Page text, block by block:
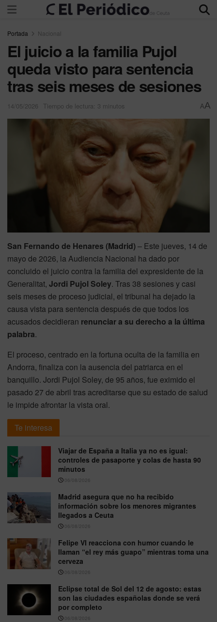
Portada Nacional
El juicio a la familia Pujol
queda visto para sentencia
tras seis meses de sesiones
14/05/2026 Tiempo de lectura: 3 minutos AA
San Fernando de Henares (Madrid)– Este jueves, 14 de
mayo de 2026, la Audiencia Nacional ha dado por
concluido el juicio contra la familia del expresidente de la
Generalitat, Jordi Pujol Soley. Tras 38 sesiones y casi
seis meses de proceso judicial, el tribunal ha dejado la
causa vista para sentencia después de que todos los
acusados decidieran renunciar a su derecho a la última
palabra.
El proceso, centrado en la fortuna oculta de la familia en
Andorra, finaliza con la ausencia del patriarca en el
banquillo. Jordi Pujol Soley, de 95 años, fue eximido el
pasado 27 de abril tras acreditarse que su estado de salud
le impide afrontar la vista oral.
Te interesa
Viajar de España a Italia ya no es igual:
controles de pasaporte y colas de hasta 90
minutos
06/08/2026
Madrid asegura que no ha recibido
información sobre los menores migrantes
llegados a Ceuta
06/08/2026
Felipe VI reacciona con humor cuando le
llaman “el rey más guapo” mientras toma una
cerveza
06/08/2026
Eclipse total de Sol del 12 de agosto: estas
son las ciudades españolas donde se verá
por completo
06/08/2026